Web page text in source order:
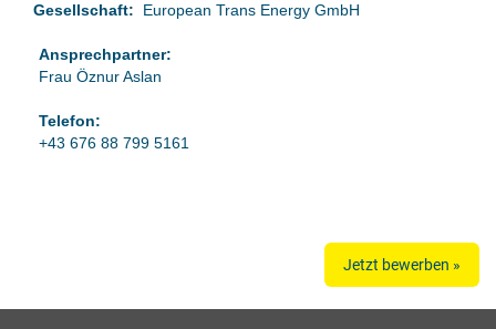
Gesellschaft: European Trans Energy GmbH
Ansprechpartner:
Frau Öznur Aslan
Telefon:
+43 676 88 799 5161
Jetzt bewerben »